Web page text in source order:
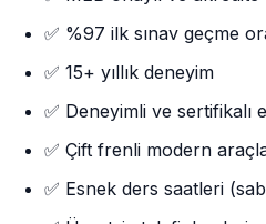
✅ %97 ilk sınav geçme
✅ 15+ yıllık deneyim
✅ Deneyimli ve sertifikalı
✅ Çift frenli modern
✅ Esnek ders saatleri